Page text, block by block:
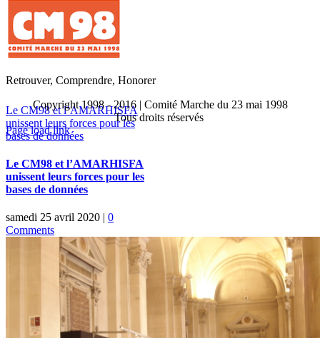
Le CM98 et l’AMARHISFA
unissent leurs forces pour les
bases de données
Le CM98 et l’AMARHISFA
unissent leurs forces pour les
bases de données
samedi 25 avril 2020 | 0
Comments
Retrouver, Comprendre, Honorer
Copyright 1998 - 2016 | Comité Marche du 23 mai 1998
Tous droits réservés
Toggle
Sliding
Area
Page load link
Go
Top